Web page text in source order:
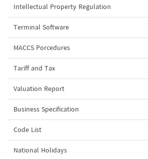
Intellectual Property Regulation
Terminal Software
MACCS Porcedures
Tariff and Tax
Valuation Report
Business Specification
Code List
National Holidays